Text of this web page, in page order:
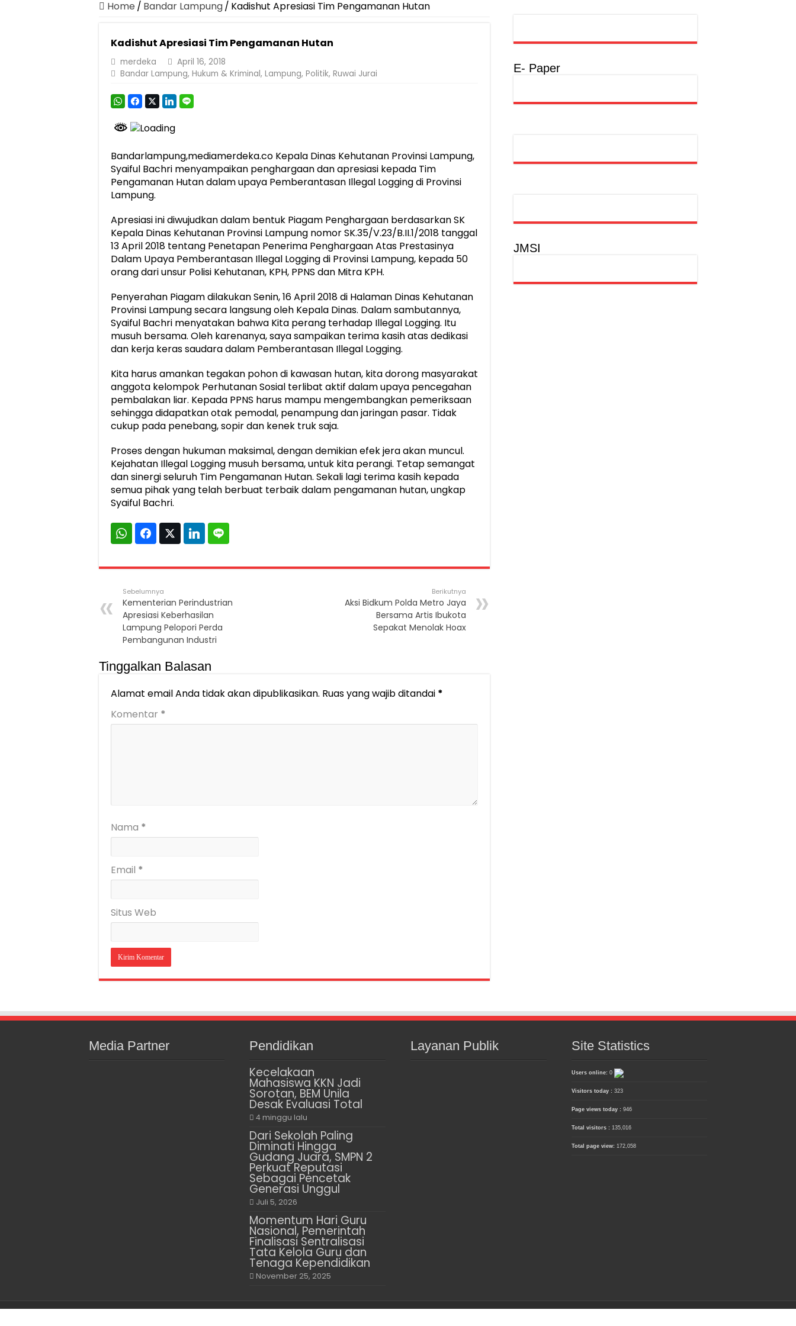
Home / Bandar Lampung/ Kadishut Apresiasi Tim Pengamanan Hutan
Kadishut Apresiasi Tim Pengamanan Hutan
merdeka
April 16, 2018
Bandar Lampung, Hukum & Kriminal, Lampung, Politik, Ruwai Jurai
Bandarlampung,mediamerdeka.co Kepala Dinas Kehutanan Provinsi Lampung,
Syaiful Bachri menyampaikan penghargaan dan apresiasi kepada Tim
Pengamanan Hutan dalam upaya Pemberantasan Illegal Logging di Provinsi
Lampung.
Apresiasi ini diwujudkan dalam bentuk Piagam Penghargaan berdasarkan SK
Kepala Dinas Kehutanan Provinsi Lampung nomor SK.35/V.23/B.II.1/2018 tanggal
13 April 2018 tentang Penetapan Penerima Penghargaan Atas Prestasinya
Dalam Upaya Pemberantasan Illegal Logging di Provinsi Lampung, kepada 50
orang dari unsur Polisi Kehutanan, KPH, PPNS dan Mitra KPH.
Penyerahan Piagam dilakukan Senin, 16 April 2018 di Halaman Dinas Kehutanan
Provinsi Lampung secara langsung oleh Kepala Dinas. Dalam sambutannya,
Syaiful Bachri menyatakan bahwa Kita perang terhadap Illegal Logging. Itu
musuh bersama. Oleh karenanya, saya sampaikan terima kasih atas dedikasi
dan kerja keras saudara dalam Pemberantasan Illegal Logging.
Kita harus amankan tegakan pohon di kawasan hutan, kita dorong masyarakat
anggota kelompok Perhutanan Sosial terlibat aktif dalam upaya pencegahan
pembalakan liar. Kepada PPNS harus mampu mengembangkan pemeriksaan
sehingga didapatkan otak pemodal, penampung dan jaringan pasar. Tidak
cukup pada penebang, sopir dan kenek truk saja.
Proses dengan hukuman maksimal, dengan demikian efek jera akan muncul.
Kejahatan Illegal Logging musuh bersama, untuk kita perangi. Tetap semangat
dan sinergi seluruh Tim Pengamanan Hutan. Sekali lagi terima kasih kepada
semua pihak yang telah berbuat terbaik dalam pengamanan hutan, ungkap
Syaiful Bachri.
Sebelumnya
Kementerian Perindustrian
Apresiasi Keberhasilan
Lampung Pelopori Perda
Pembangunan Industri
Berikutnya
Aksi Bidkum Polda Metro Jaya
Bersama Artis Ibukota
Sepakat Menolak Hoax
Tinggalkan Balasan
Alamat email Anda tidak akan dipublikasikan. Ruas yang wajib ditandai *
Komentar *
Nama *
Email *
Situs Web
E- Paper
JMSI
Media Partner Pendidikan
Kecelakaan
Mahasiswa KKN Jadi
Sorotan, BEM Unila
Desak Evaluasi Total
4 minggu lalu
Dari Sekolah Paling
Diminati Hingga
Gudang Juara, SMPN 2
Perkuat Reputasi
Sebagai Pencetak
Generasi Unggul
Juli 5, 2026
Momentum Hari Guru
Nasional, Pemerintah
Finalisasi Sentralisasi
Tata Kelola Guru dan
Tenaga Kependidikan
November 25, 2025
Layanan Publik Site Statistics
Users online: 0
Visitors today : 323
Page views today : 946
Total visitors : 135,016
Total page view: 172,058